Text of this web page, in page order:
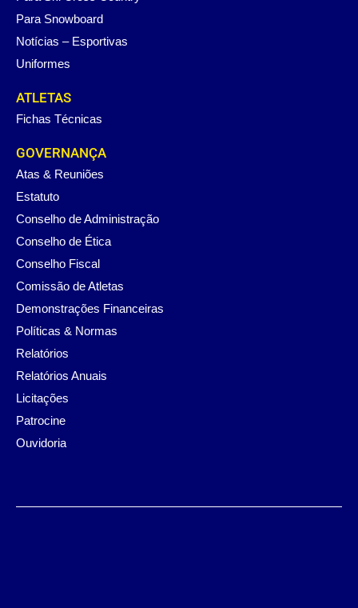
Para Snowboard
Notícias – Esportivas
Uniformes
ATLETAS
Fichas Técnicas
GOVERNANÇA
Atas & Reuniões
Estatuto
Conselho de Administração
Conselho de Ética
Conselho Fiscal
Comissão de Atletas
Demonstrações Financeiras
Políticas & Normas
Relatórios
Relatórios Anuais
Licitações
Patrocine
Ouvidoria